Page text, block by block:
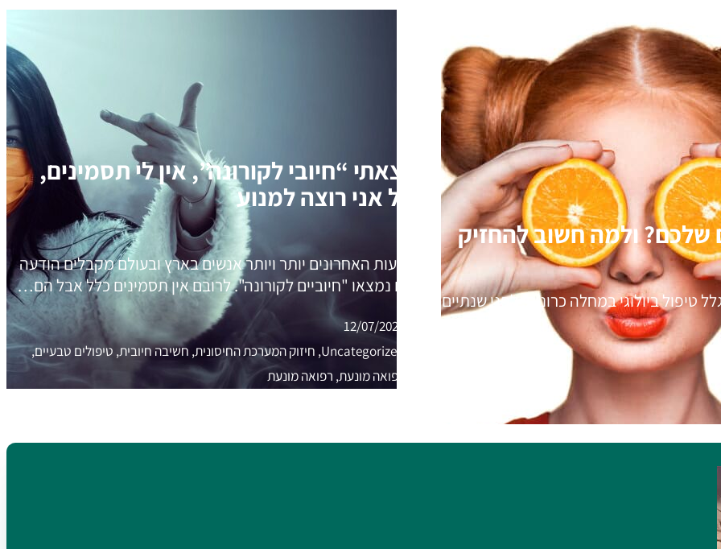
שלכם? ולמה חשוב להחזיק
טיפול ביולוגי במחלה כרונית. לפני שנתיים
נמצאתי “חיובי לקורונה”, אין לי תסמינים,
אבל אני רוצה למנוע
בשבועות האחרונים יותר ויותר אנשים בארץ ובעולם מקבלים הודעה
כי הם נמצאו "חיוביים לקורונה". לרובם אין תסמינים כלל אבל הם…
12/07/2020
Uncategorized, חיזוק המערכת החיסונית, חשיבה חיובית, טיפולים טבעיים,
רפואה מונעת, רפואה מונעת